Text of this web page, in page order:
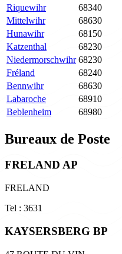
Riquewihr
68340
Mittelwihr
68630
Hunawihr
68150
Katzenthal
68230
Niedermorschwihr 68230
Fréland
68240
Bennwihr
68630
Labaroche
68910
Beblenheim
68980
Bureaux de Poste
FRELAND AP
FRELAND
Tel : 3631
KAYSERSBERG BP